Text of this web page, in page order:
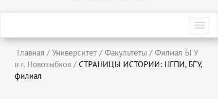
Главная / Университет / Факультеты / Филиал БГУ
в г. Новозыбков / СТРАНИЦЫ ИСТОРИИ: НГПИ, БГУ,
филиал